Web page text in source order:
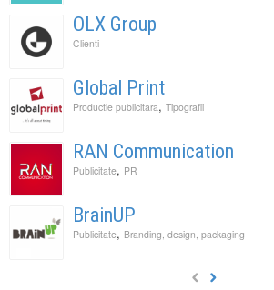
OLX Group
Clienti
Global Print
Productie publicitara, Tipografii
RAN Communication
Publicitate, PR
BrainUP
Publicitate, Branding, design, packaging